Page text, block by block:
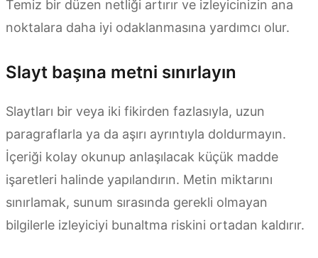
Temiz bir düzen netliği artırır ve izleyicinizin ana
noktalara daha iyi odaklanmasına yardımcı olur.
Slayt başına metni sınırlayın
Slaytları bir veya iki fikirden fazlasıyla, uzun
paragraflarla ya da aşırı ayrıntıyla doldurmayın.
İçeriği kolay okunup anlaşılacak küçük madde
işaretleri halinde yapılandırın. Metin miktarını
sınırlamak, sunum sırasında gerekli olmayan
bilgilerle izleyiciyi bunaltma riskini ortadan kaldırır.